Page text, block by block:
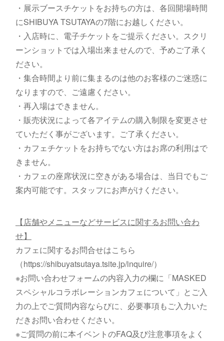
・展示ブースチケットをお持ちの方は、各回開場時間
にSHIBUYA TSUTAYAの7階にお越しください。
・入店時に、電子チケットをご提示ください。スクリ
ーンショットでは入場出来ませんので、予めご了承く
ださい。
・集合時間より前に集まるのは他のお客様のご迷惑に
なりますので、ご遠慮ください。
・再入場はできません。
・販売状況によって各アイテムの購入制限を変更させ
ていただく事がございます。ご了承ください。
・カフェチケットをお持ちでない方はお席の利用はで
きません。
・カフェの座席状況に空きがある場合は、当日でもご
案内可能です。スタッフにお声がけください。
【店舗やメニューなどサービスに関するお問い合わ
せ】
カフェに関するお問合せはこちら
（https://shibuyatsutaya.tsite.jp/inquire/）
※お問い合わせフォームの内容入力の欄に「MASKED
スペシャルコラボレーションカフェについて」とご入
力の上でご質問内容ならびに、必要事項もご入力いた
だきお問い合わせください。
※ご質問の前に本イベントのFAQ及び注意事項をよく